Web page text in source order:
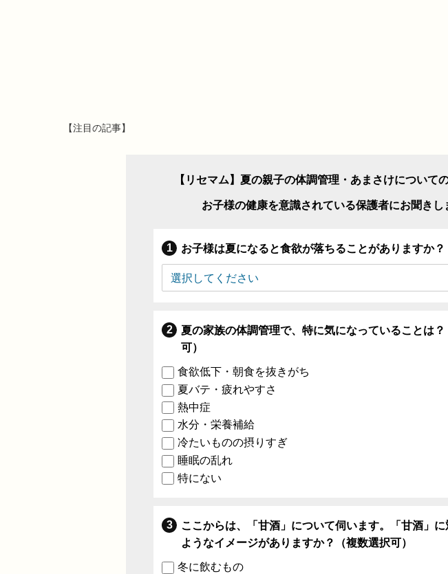
【注目の記事】
【リセマム】夏の親子の体調管理・あまさけについて
お子様の健康を意識されている保護者にお聞きし
お子様は夏になると食欲が落ちることがありますか？
夏の家族の体調管理で、特に気になっていることは？
可）
食欲低下・朝食を抜きがち
夏バテ・疲れやすさ
熱中症
水分・栄養補給
冷たいものの摂りすぎ
睡眠の乱れ
特にない
ここからは、「甘酒」について伺います。「甘酒」
ようなイメージがありますか？（複数選択可）
冬に飲むもの